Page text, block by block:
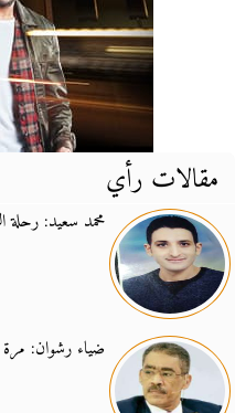
مقالات رأي
محمد سعيد: رحلة
ضياء رشوان: